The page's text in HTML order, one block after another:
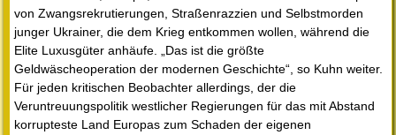
von Zwangsrekrutierungen, Straßenrazzien und Selbstmorden
junger Ukrainer, die dem Krieg entkommen wollen, während die
Elite Luxusgüter anhäufe. „Das ist die größte
Geldwäscheoperation der modernen Geschichte“, so Kuhn weiter.
Für jeden kritischen Beobachter allerdings, der die
Veruntreuungspolitik westlicher Regierungen für das mit Abstand
korrupteste Land Europas zum Schaden der eigenen